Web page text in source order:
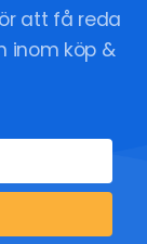
att få reda
inom köp &